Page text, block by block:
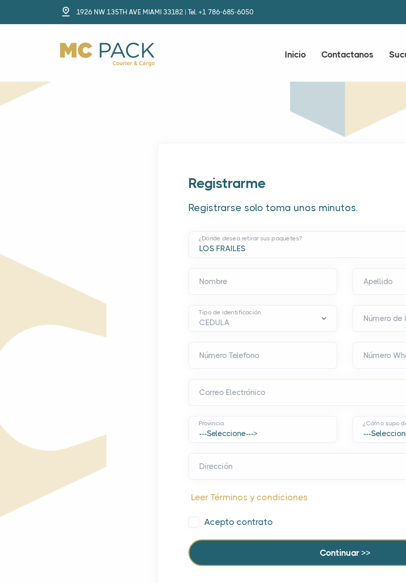
1926 NW 135TH AVE MIAMI 33182 | Tel. +1 786-685-6050
Inicio Contactanos
Registrarme
Registrarse solo toma unos minutos.
¿Donde desea retirar sus paquetes?
Nombre Apellido
Tipo de identificación
Número
Número Telefono Número
Correo Electrónico
Provincia ¿Cómo supo
Dirección
Leer Términos y condiciones
Acepto contrato